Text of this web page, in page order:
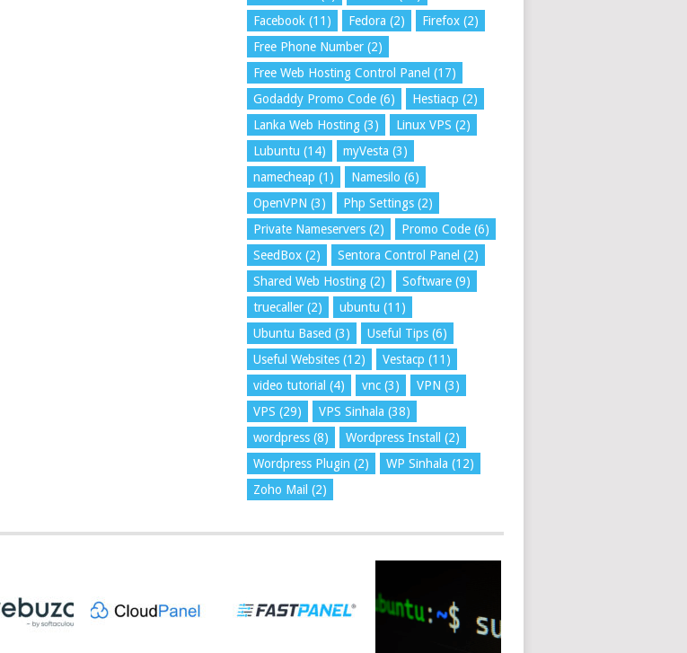
Facebook (11) Fedora (2) Firefox (2)
Free Phone Number (2)
Free Web Hosting Control Panel (17)
Godaddy Promo Code (6) Hestiacp (2)
Lanka Web Hosting (3) Linux VPS (2)
Lubuntu (14) myVesta (3)
namecheap (1) Namesilo (6)
OpenVPN (3) Php Settings (2)
Private Nameservers (2) Promo Code (6)
SeedBox (2) Sentora Control Panel (2)
Shared Web Hosting (2) Software (9)
truecaller (2) ubuntu (11)
Ubuntu Based (3) Useful Tips (6)
Useful Websites (12) Vestacp (11)
video tutorial (4) vnc (3) VPN (3)
VPS (29) VPS Sinhala (38)
wordpress (8) Wordpress Install
(2)
Wordpress Plugin (2) WP Sinhala (12)
Zoho Mail (2)